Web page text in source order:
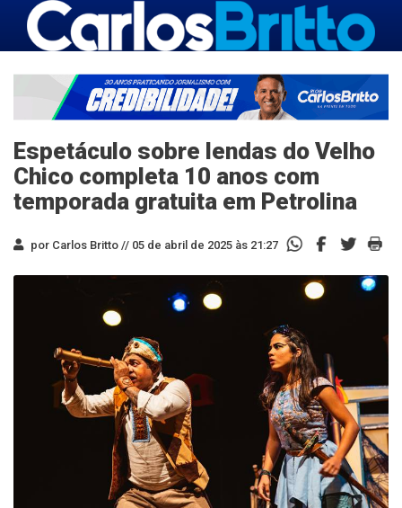
Espetáculo sobre lendas do Velho
Chico completa 10 anos com
temporada gratuita em Petrolina
por Carlos Britto // 05 de abril de 2025 às 21:27